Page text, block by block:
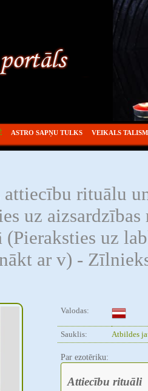
ASTRO SAPŅU TULKS VEIKALS
attiecību rituālu
uz
(Pieraksties uz
ar v) -
Valodas:
Sauklis: Atbildes
Par ezotēriku:
Attiecību rituāli